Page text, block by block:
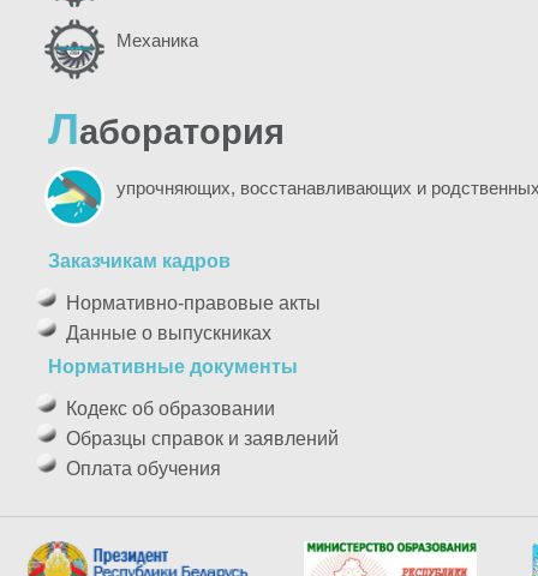
Механика
Лаборатория
упрочняющих, восстанавливающих и
Заказчикам кадров
Нормативно-правовые акты
Данные о выпускниках
Нормативные документы
Кодекс об образовании
Образцы справок и заявлений
Оплата обучения